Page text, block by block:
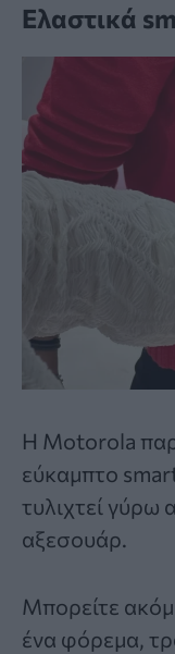
Ελαστικά
Η Motorola
εύκαμπτο
τυλιχτεί
αξεσουάρ.
Μπορείτε
ένα φόρεμα,